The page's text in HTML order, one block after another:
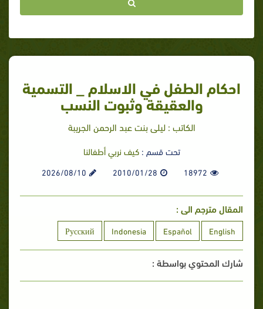
احكام الطفل في الاسلام _ التسمية
والعقيقة وثبوت النسب
الكاتب : ليلى بنت عبد الرحمن الجريبة
تحت قسم :كيف نربي أطفالنا
18972
2010/01/28
2026/08/10
المقال مترجم الى :
English
Español
Indonesia
Русский
شارك المحتوي بواسطة :